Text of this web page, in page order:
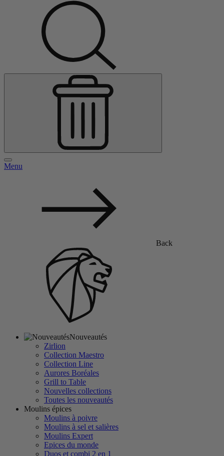
Menu
Back
Nouveautés
Zirlion
Collection Maestro
Collection Line
Aurores Boréales
Grill to Table
Nouvelles collections
Toutes les nouveautés
Moulins épices
Moulins à poivre
Moulins à sel et salières
Moulins Expert
Epices du monde
Duos et combi 2 en 1